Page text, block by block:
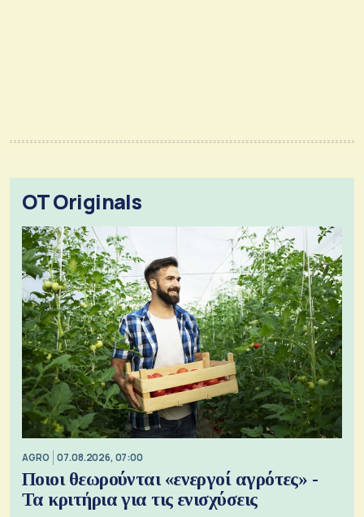
OT Originals
AGRO 07.08.2026, 07:00
Ποιοι θεωρούνται «ενεργοί αγρότες» -
Τα κριτήρια για τις ενισχύσεις